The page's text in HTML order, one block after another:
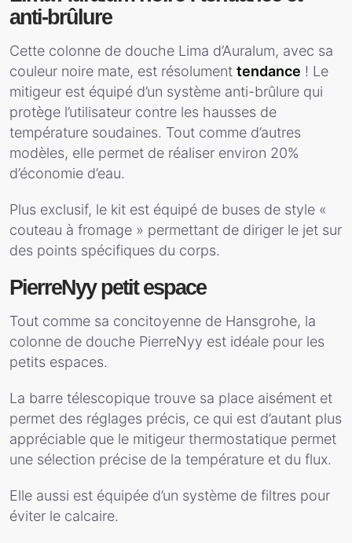
anti-brûlure
Cette colonne de douche Lima d’Auralum, avec sa
couleur noire mate, est résolument tendance ! Le
mitigeur est équipé d’un système anti-brûlure qui
protège l’utilisateur contre les hausses de
température soudaines. Tout comme d’autres
modèles, elle permet de réaliser environ 20%
d’économie d’eau.
Plus exclusif, le kit est équipé de buses de style «
couteau à fromage » permettant de diriger le jet sur
des points spécifiques du corps.
PierreNyy petit espace
Tout comme sa concitoyenne de Hansgrohe, la
colonne de douche PierreNyy est idéale pour les
petits espaces.
La barre télescopique trouve sa place aisément et
permet des réglages précis, ce qui est d’autant plus
appréciable que le mitigeur thermostatique permet
une sélection précise de la température et du flux.
Elle aussi est équipée d’un système de filtres pour
éviter le calcaire.